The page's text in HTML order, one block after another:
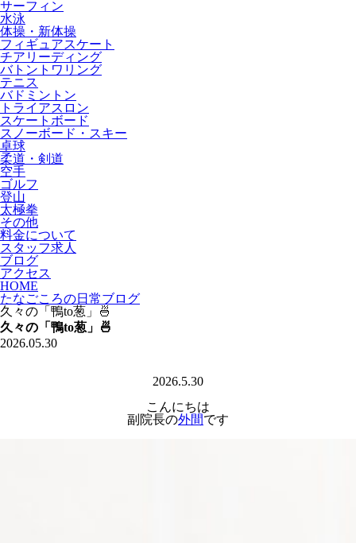
サーフィン
水泳
体操・新体操
フィギュアスケート
チアリーディング
バトントワリング
テニス
バドミントン
トライアスロン
スケートボード
スノーボード・スキー
卓球
柔道・剣道
空手
ゴルフ
登山
太極拳
その他
料金について
スタッフ求人
ブログ
アクセス
HOME
たなごころの日常ブログ
久々の「鴨to葱」🍜
久々の「鴨to葱」🍜
2026.05.30
2026.5.30
こんにちは
副院長の外間です